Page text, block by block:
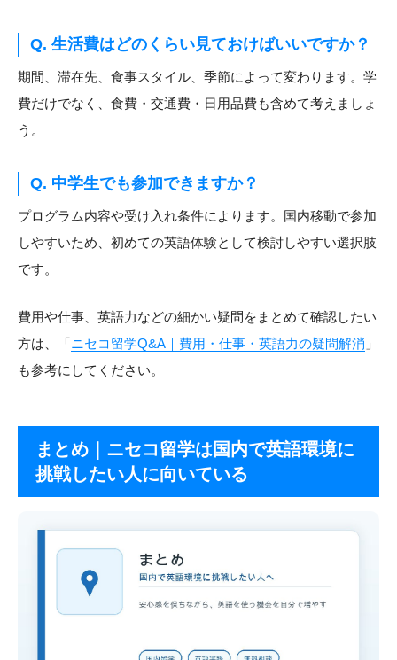
Q. 生活費はどのくらい見ておけばいいですか？
期間、滞在先、食事スタイル、季節によって変わります。学
費だけでなく、食費・交通費・日用品費も含めて考えましょ
う。
Q. 中学生でも参加できますか？
プログラム内容や受け入れ条件によります。国内移動で参加
しやすいため、初めての英語体験として検討しやすい選択肢
です。
費用や仕事、英語力などの細かい疑問をまとめて確認したい
方は、「ニセコ留学Q&A｜費用・仕事・英語力の疑問解消 」
も参考にしてください。
まとめ｜ニセコ留学は国内で英語環境に
挑戦したい人に向いている